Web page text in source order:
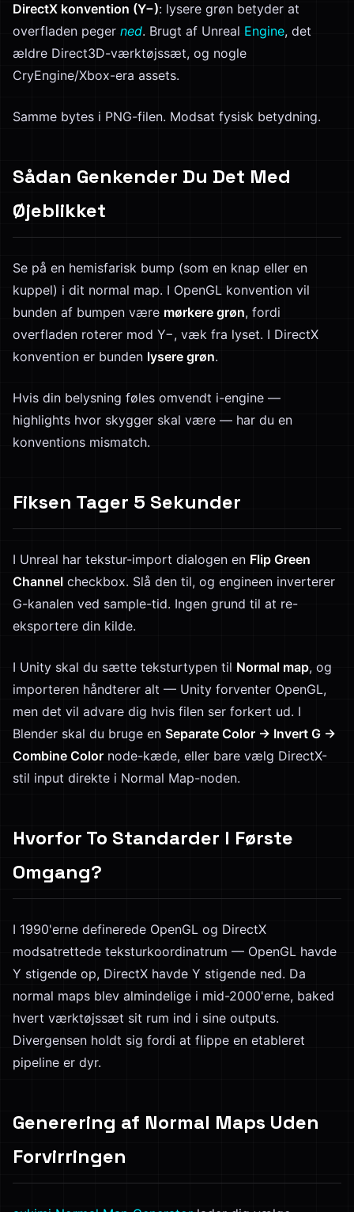
DirectX konvention (Y−): lysere grøn betyder at
overfladen peger ned. Brugt af Unreal Engine, det
ældre Direct3D-værktøjssæt, og nogle
CryEngine/Xbox-era assets.
Samme bytes i PNG-filen. Modsat fysisk betydning.
Sådan Genkender Du Det Med
Øjeblikket
Se på en hemisfarisk bump (som en knap eller en
kuppel) i dit normal map. I OpenGL konvention vil
bunden af bumpen være mørkere grøn, fordi
overfladen roterer mod Y−, væk fra lyset. I DirectX
konvention er bunden lysere grøn.
Hvis din belysning føles omvendt i-engine —
highlights hvor skygger skal være — har du en
konventions mismatch.
Fiksen Tager 5 Sekunder
I Unreal har tekstur-import dialogen en Flip Green
Channel checkbox. Slå den til, og engineen inverterer
G-kanalen ved sample-tid. Ingen grund til at re-
eksportere din kilde.
I Unity skal du sætte teksturtypen til Normal map, og
importeren håndterer alt — Unity forventer OpenGL,
men det vil advare dig hvis filen ser forkert ud. I
Blender skal du bruge en Separate Color → Invert G →
Combine Color node-kæde, eller bare vælg DirectX-
stil input direkte i Normal Map-noden.
Hvorfor To Standarder I Første
Omgang?
I 1990'erne definerede OpenGL og DirectX
modsatrettede teksturkoordinatrum — OpenGL havde
Y stigende op, DirectX havde Y stigende ned. Da
normal maps blev almindelige i mid-2000'erne, baked
hvert værktøjssæt sit rum ind i sine outputs.
Divergensen holdt sig fordi at flippe en etableret
pipeline er dyr.
Generering af Normal Maps Uden
Forvirringen